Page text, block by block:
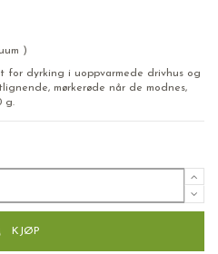
)
for dyrking i uoppvarmede drivhus og
mørkerøde når de modnes,
g.
KJØP